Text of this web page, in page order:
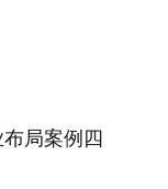
局案例四